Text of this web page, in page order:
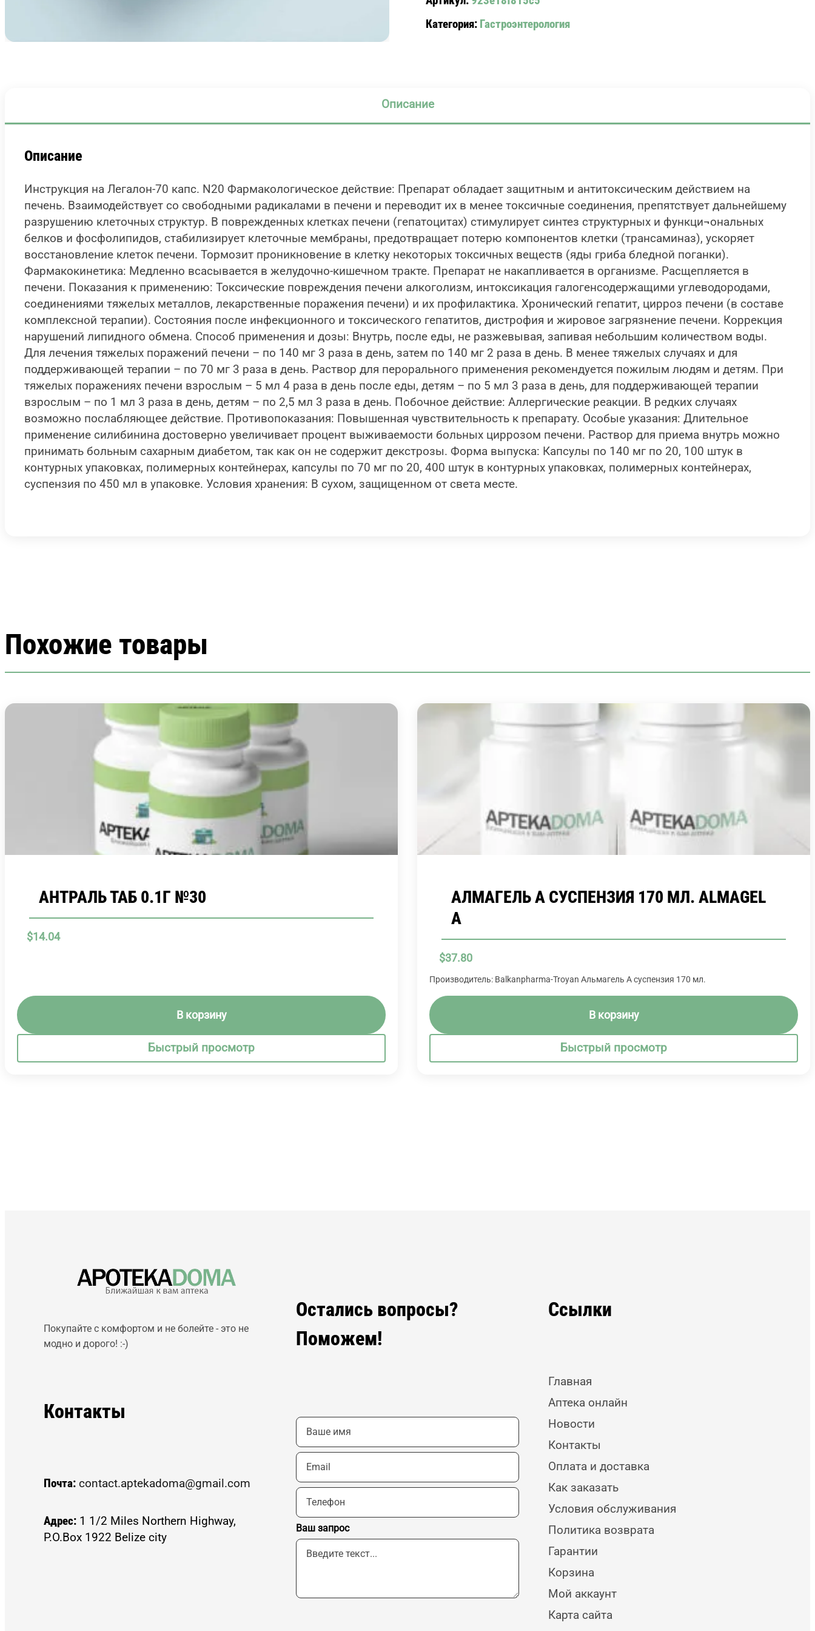
Категория: Гастроэнтерология
Описание
Описание
Инструкция на Легалон-70 капс. N20 Фармакологическое действие: Препарат обладает защитным и антитоксическим действием на
печень. Взаимодействует со свободными радикалами в печени и переводит их в менее токсичные соединения, препятствует дальнейшему
разрушению клеточных структур. В поврежденных клетках печени (гепатоцитах) стимулирует синтез структурных и функци¬ональных
белков и фосфолипидов, стабилизирует клеточные мембраны, предотвращает потерю компонентов клетки (трансаминаз), ускоряет
восстановление клеток печени. Тормозит проникновение в клетку некоторых токсичных веществ (яды гриба бледной поганки).
Фармакокинетика: Медленно всасывается в желудочно-кишечном тракте. Препарат не накапливается в организме. Расщепляется в
печени. Показания к применению: Токсические повреждения печени алкоголизм, интоксикация галогенсодержащими углеводородами,
соединениями тяжелых металлов, лекарственные поражения печени) и их профилактика. Хронический гепатит, цирроз печени (в составе
комплексной терапии). Состояния после инфекционного и токсического гепатитов, дистрофия и жировое загрязнение печени. Коррекция
нарушений липидного обмена. Способ применения и дозы: Внутрь, после еды, не разжевывая, запивая небольшим количеством воды.
Для лечения тяжелых поражений печени – по 140 мг 3 раза в день, затем по 140 мг 2 раза в день. В менее тяжелых случаях и для
поддерживающей терапии – по 70 мг 3 раза в день. Раствор для перорального применения рекомендуется пожилым людям и детям. При
тяжелых поражениях печени взрослым – 5 мл 4 раза в день после еды, детям – по 5 мл 3 раза в день, для поддерживающей терапии
взрослым – по 1 мл 3 раза в день, детям – по 2,5 мл 3 раза в день. Побочное действие: Аллергические реакции. В редких случаях
возможно послабляющее действие. Противопоказания: Повышенная чувствительность к препарату. Особые указания: Длительное
применение силибинина достоверно увеличивает процент выживаемости больных циррозом печени. Раствор для приема внутрь можно
принимать больным сахарным диабетом, так как он не содержит декстрозы. Форма выпуска: Капсулы по 140 мг по 20, 100 штук в
контурных упаковках, полимерных контейнерах, капсулы по 70 мг по 20, 400 штук в контурных упаковках, полимерных контейнерах,
суспензия по 450 мл в упаковке. Условия хранения: В сухом, защищенном от света месте.
Похожие товары
АНТРАЛЬ ТАБ 0.1Г №30
$14.04
В корзину
Быстрый просмотр
АЛМАГЕЛЬ A СУСПЕНЗИЯ 170 МЛ. ALMAGEL
A
$37.80
Производитель: Balkanpharma-Troyan Альмагель А суспензия 170 мл.
В корзину
Быстрый просмотр
Покупайте с комфортом и не болейте - это не
модно и дорого! :-)
Контакты
Почта: contact.aptekadoma@gmail.com
Адрес: 1 1/2 Miles Northern Highway,
P.O.Box 1922 Belize city
Остались вопросы?
Поможем!
Ваш запрос
Ссылки
Главная
Аптека онлайн
Новости
Контакты
Оплата и доставка
Как заказать
Условия обслуживания
Политика возврата
Гарантии
Корзина
Мой аккаунт
Карта сайта